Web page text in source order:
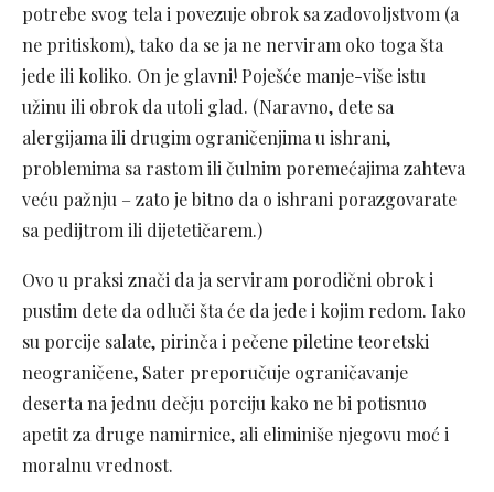
potrebe svog tela i povezuje obrok sa zadovoljstvom (a
ne pritiskom), tako da se ja ne nerviram oko toga šta
jede ili koliko. On je glavni! Poješće manje-više istu
užinu ili obrok da utoli glad. (Naravno, dete sa
alergijama ili drugim ograničenjima u ishrani,
problemima sa rastom ili čulnim poremećajima zahteva
veću pažnju – zato je bitno da o ishrani porazgovarate
sa pedijtrom ili dijetetičarem.)
Ovo u praksi znači da ja serviram porodični obrok i
pustim dete da odluči šta će da jede i kojim redom. Iako
su porcije salate, pirinča i pečene piletine teoretski
neograničene, Sater preporučuje ograničavanje
deserta na jednu dečju porciju kako ne bi potisnuo
apetit za druge namirnice, ali eliminiše njegovu moć i
moralnu vrednost.